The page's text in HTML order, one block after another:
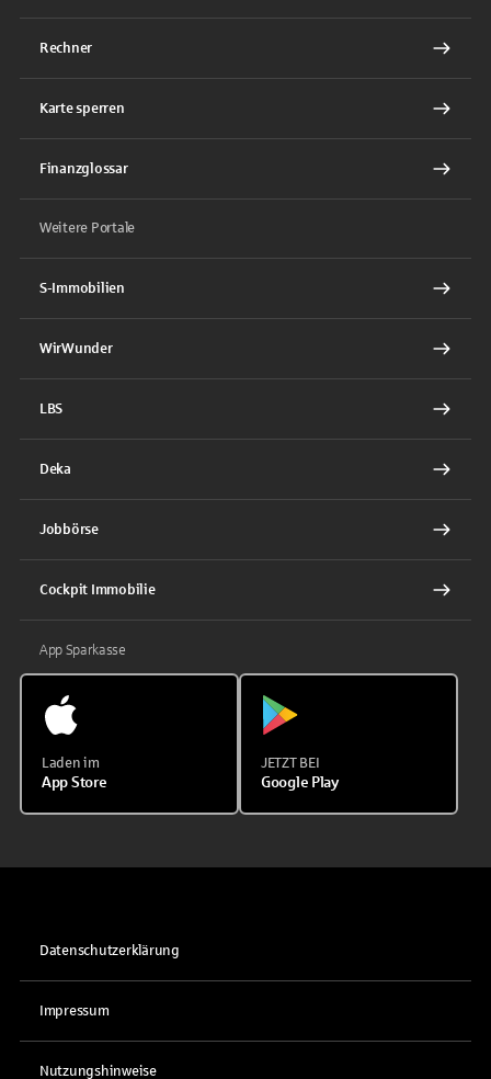
Rechner
Karte sperren
Finanzglossar
Weitere Portale
S-Immobilien
WirWunder
LBS
Deka
Jobbörse
Cockpit Immobilie
App Sparkasse
Laden im
App Store
JETZT BEI
Google Play
Datenschutzerklärung
Impressum
Nutzungshinweise